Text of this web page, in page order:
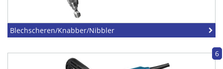
Blechscheren/Knabber/Nibbler
6